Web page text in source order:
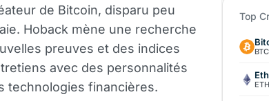
de Bitcoin, disparu peu
Hoback mène une recherche
preuves et des indices
avec des personnalités
technologies financières.
Top
BTC
ETH